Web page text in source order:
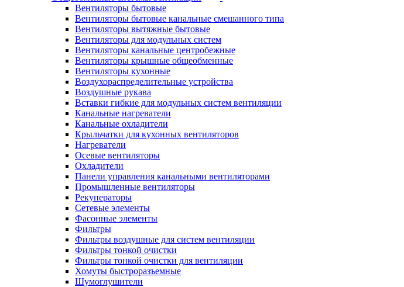
Вентиляторы бытовые
Вентиляторы бытовые канальные смешанного типа
Вентиляторы вытяжные бытовые
Вентиляторы для модульных систем
Вентиляторы канальные центробежные
Вентиляторы крышные общеобменные
Вентиляторы кухонные
Воздухораспределительные устройства
Воздушные рукава
Вставки гибкие для модульных систем вентиляции
Канальные нагреватели
Канальные охладители
Крыльчатки для кухонных вентиляторов
Нагреватели
Осевые вентиляторы
Охладители
Панели управления канальными вентиляторами
Промышленные вентиляторы
Рекуператоры
Сетевые элементы
Фасонные элементы
Фильтры
Фильтры воздушные для систем вентиляции
Фильтры тонкой очистки
Фильтры тонкой очистки для вентиляции
Хомуты быстроразъемные
Шумоглушители